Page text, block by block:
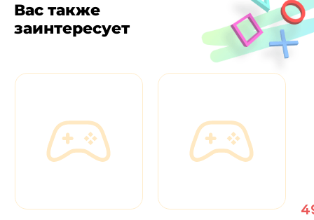
Вас также
заинтересует